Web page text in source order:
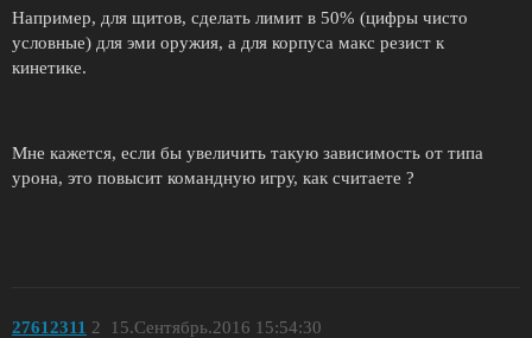
Например, для щитов, сделать лимит в 50% (цифры чисто
условные) для эми оружия, а для корпуса макс резист к
кинетике.
Мне кажется, если бы увеличить такую зависимость от типа
урона, это повысит командную игру, как считаете ?
27612311 15.Сентябрь.2016 15:54:30
2